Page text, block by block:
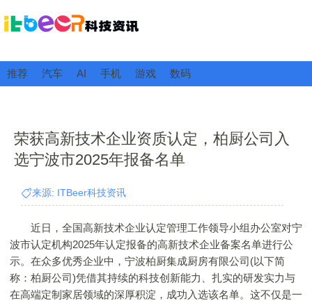
推荐 汽车 AI 手机 游戏 数码
荣获高新技术企业资质认定，柏厨公司入
选宁波市2025年报备名单
来源: ITBeer科技资讯
近日，全国高新技术企业认定管理工作领导小组办公室对宁
波市认定机构2025年认定报备的高新技术企业备案名单进行公
示。在众多优秀企业中，宁波柏厨集成厨房有限公司(以下简
称：柏厨公司)凭借其持续的科技创新能力、扎实的研发实力与
在高端定制家居领域的深厚积淀，成功入选该名单。这不仅是一